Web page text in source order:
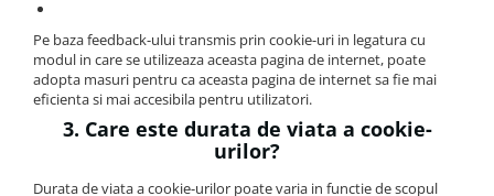
Pe baza feedback-ului transmis prin cookie-uri in legatura cu
modul in care se utilizeaza aceasta pagina de internet, poate
adopta masuri pentru ca aceasta pagina de internet sa fie mai
eficienta si mai accesibila pentru utilizatori.
3. Care este durata de viata a cookie-
urilor?
Durata de viata a cookie-urilor poate varia in functie de scopul